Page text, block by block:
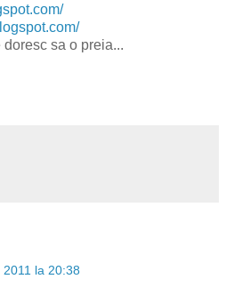
sa o preia...
la 20:38